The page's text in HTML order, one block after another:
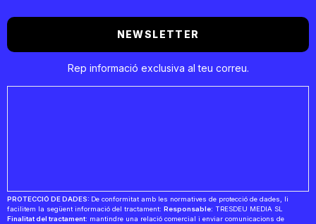
NEWSLETTER
Rep informació exclusiva al teu correu.
PROTECCIÓ DE DADES: De conformitat amb les normatives de protecció de dades, li
facilitem la següent informació del tractament: Responsable: TRESDEU MEDIA SL
Finalitat del tractament: mantindre una relació comercial i enviar comunicacions de